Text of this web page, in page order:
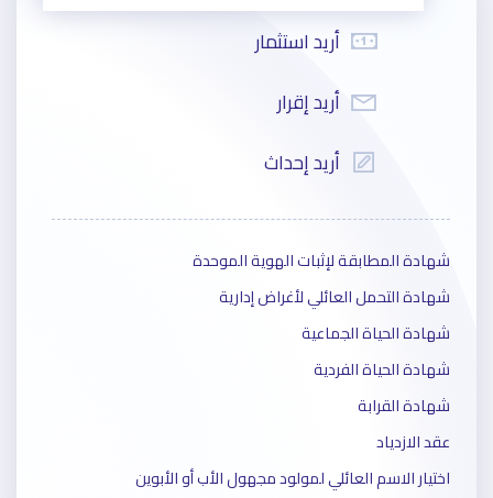
أريداستثمار
أريدإقرار
أريدإحداث
شهادة المطابقة لإثبات الهوية الموحدة
شهادة التحمل العائلي لأغراض إدارية
شهادة الحياة الجماعية
شهادة الحياة الفردية
شهادة القرابة
عقد الازدياد
اختيار الاسم العائلي لمولود مجهول الأب أو الأبوين